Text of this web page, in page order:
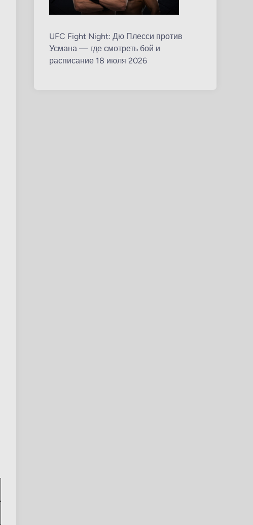
UFC Fight Night: Дю Плесси против
Усмана — где смотреть бой и
расписание 18 июля 2026